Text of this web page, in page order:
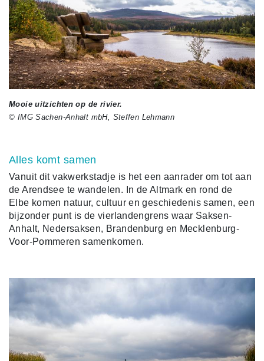
Mooie uitzichten op de rivier.
© IMG Sachen-Anhalt mbH, Steffen Lehmann
Alles komt samen
Vanuit dit vakwerkstadje is het een aanrader om tot aan
de Arendsee te wandelen. In de Altmark en rond de
Elbe komen natuur, cultuur en geschiedenis samen, een
bijzonder punt is de vierlandengrens waar Saksen-
Anhalt, Nedersaksen, Brandenburg en Mecklenburg-
Voor-Pommeren samenkomen.